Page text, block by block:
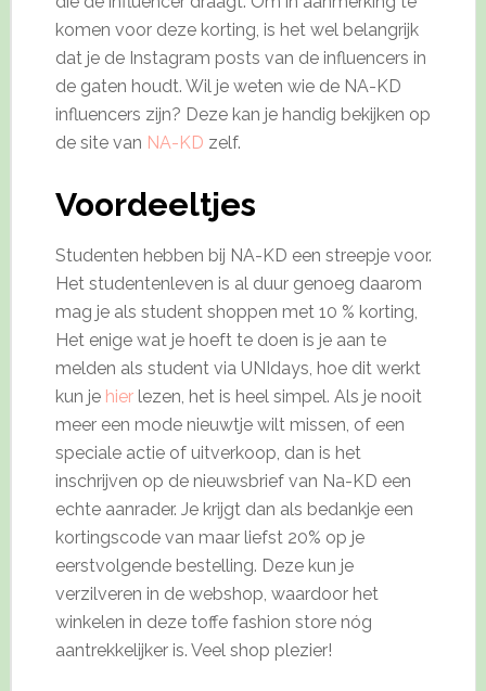
komen voor deze korting, is het wel belangrijk
dat je de Instagram posts van de influencers in
de gaten houdt. Wil je weten wie de NA-KD
influencers zijn? Deze kan je handig bekijken op
de site van NA-KD zelf.
Voordeeltjes
Studenten hebben bij NA-KD een streepje voor.
Het studentenleven is al duur genoeg daarom
mag je als student shoppen met 10 % korting,
Het enige wat je hoeft te doen is je aan te
melden als student via UNIdays, hoe dit werkt
kun je hierlezen, het is heel simpel. Als je nooit
meer een mode nieuwtje wilt missen, of een
speciale actie of uitverkoop, dan is het
inschrijven op de nieuwsbrief van Na-KD een
echte aanrader. Je krijgt dan als bedankje een
kortingscode van maar liefst 20% op je
eerstvolgende bestelling. Deze kun je
verzilveren in de webshop, waardoor het
winkelen in deze toffe fashion store nóg
aantrekkelijker is. Veel shop plezier!